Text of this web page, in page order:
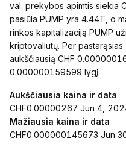
val. prekybos apimtis siekia
pasiūla PUMP yra 4.44T, o
rinkos kapitalizaciją PUMP
kriptovaliutų. Per
aukščiausią CHF
0.000000159599 lygį.
Aukščiausia kaina ir data
CHF0.00000267 Jun 4,
Mažiausia kaina ir data
CHF0.000000145673 Jun